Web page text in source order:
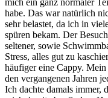
habe. Das war natürlich
sehr belastet, da ich in
spüren bekam. Der
seltener, sowie
Stress, alles gut zu
häufiger eine Cappy.
den vergangenen Jahren
Ich dachte damals immer,